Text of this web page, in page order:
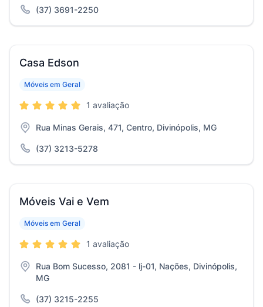
(37) 3691-2250
Casa Edson
Móveis em Geral
1 avaliação
Rua Minas Gerais, 471, Centro, Divinópolis, MG
(37) 3213-5278
Móveis Vai e Vem
Móveis em Geral
1 avaliação
Rua Bom Sucesso, 2081 - lj-01, Nações, Divinópolis,
MG
(37) 3215-2255